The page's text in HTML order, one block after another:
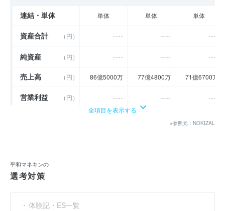
連結・単体 単体 単体 単体
資産合計 （円） ---- ---- ----
純資産 （円） ---- ----
----
売上高
（円） 86億5000万 77億4800万 71億6700万
営業利益 （円） ---- ---- ----
利益余剰金
売上伸び率
営業利益率 （％）
全項目を表示する
※参照元：NOKIZAL
平和マネキンの
選考対策
体験記・ES一覧